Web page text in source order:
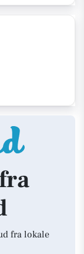
fra lokale